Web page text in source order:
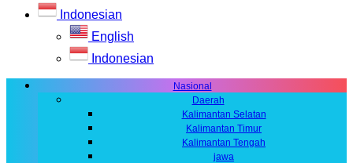
Indonesian
English
Indonesian
Nasional
Daerah
Kalimantan Selatan
Kalimantan Timur
Kalimantan Tengah
jawa